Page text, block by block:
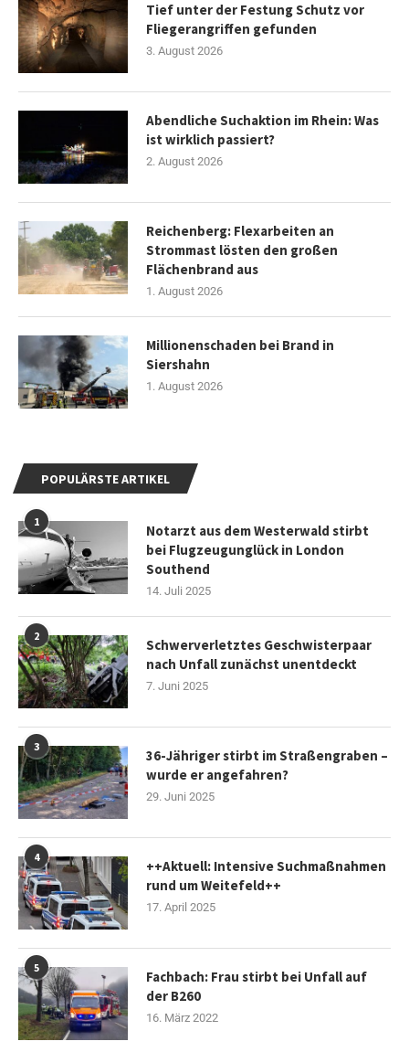
Tief unter der Festung Schutz vor
Fliegerangriffen gefunden
3. August 2026
Abendliche Suchaktion im Rhein: Was
ist wirklich passiert?
2. August 2026
Reichenberg: Flexarbeiten an
Strommast lösten den großen
Flächenbrand aus
1. August 2026
Millionenschaden bei Brand in
Siershahn
1. August 2026
POPULÄRSTE ARTIKEL
1
Notarzt aus dem Westerwald stirbt
bei Flugzeugunglück in London
Southend
14. Juli 2025
2
Schwerverletztes Geschwisterpaar
nach Unfall zunächst unentdeckt
7. Juni 2025
3
36-Jähriger stirbt im Straßengraben –
wurde er angefahren?
29. Juni 2025
4
++Aktuell: Intensive Suchmaßnahmen
rund um Weitefeld++
17. April 2025
5
Fachbach: Frau stirbt bei Unfall auf
der B260
16. März 2022